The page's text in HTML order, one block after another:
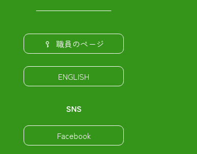
職員のページ
ENGLISH
SNS
Facebook